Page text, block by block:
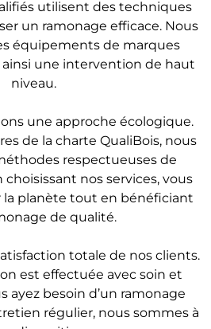
utilisent des techniques
un ramonage efficace. Nous
équipements de marques
ainsi une intervention de haut
niveau.
une approche écologique.
de la charte QualiBois, nous
respectueuses de
choisissant nos services, vous
la planète tout en bénéficiant
de qualité.
totale de nos clients.
est effectuée avec soin et
ayez besoin d’un ramonage
régulier, nous sommes à